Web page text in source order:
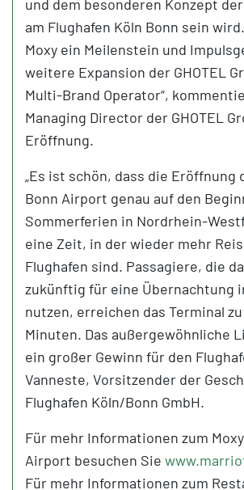
und dem besonderen Konzept
am Flughafen Köln Bonn sein
Moxy ein Meilenstein und
weitere Expansion der GHOTEL
Multi-Brand Operator“,
Managing Director der GHOTEL
Eröffnung.
„Es ist schön, dass die Eröffnung
Bonn Airport genau auf den
Sommerferien in Nordrhein-
eine Zeit, in der wieder mehr
Flughafen sind. Passagiere, die
zukünftig für eine Übernachtung
nutzen, erreichen das Terminal
Minuten. Das außergewöhnliche
ein großer Gewinn für den
Vanneste, Vorsitzender der
Flughafen Köln/Bonn GmbH.
Für mehr Informationen zum
Airport besuchen Sie
Für mehr Informationen zum